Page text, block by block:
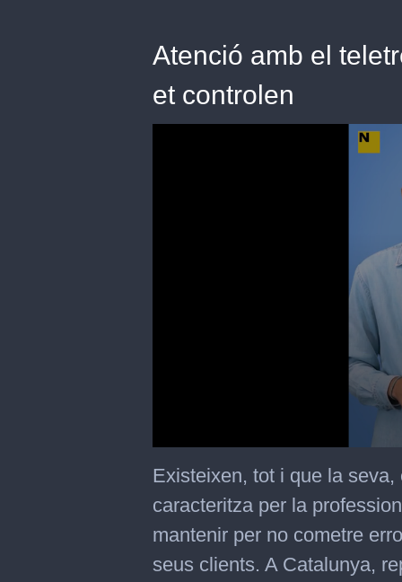
Atenció amb el
et controlen
seconds
of
seconds
Existeixen, tot i que la
caracteritza per la
mantenir per no cometre
seus clients. A Catalunya,